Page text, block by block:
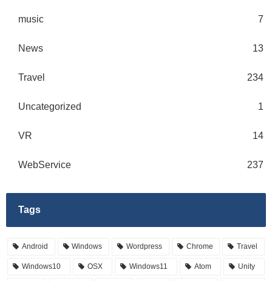
music 7
News 13
Travel 234
Uncategorized 1
VR 14
WebService 237
Tags
Android Windows Wordpress Chrome Travel
Windows10 OSX Windows11 Atom Unity